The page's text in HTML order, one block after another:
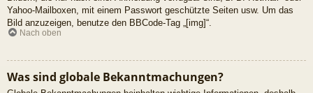
Yahoo-Mailboxen, mit einem Passwort geschützte Seiten usw. Um das
Bild anzuzeigen, benutze den BBCode-Tag „[img]“.
Nach oben
Was sind globale Bekanntmachungen?